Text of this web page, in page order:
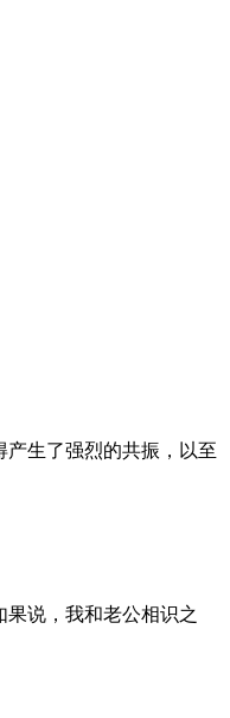
生了强烈的共振，以至
说，我和老公相识之